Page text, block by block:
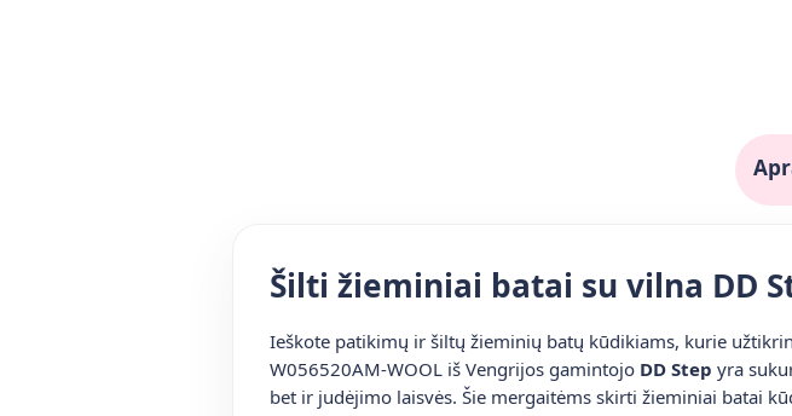
Šilti žieminiai batai su vilna DD
Ieškote patikimų ir šiltų žieminių batų kūdikiams, kurie
W056520AM-WOOL iš Vengrijos gamintojo DD Step yra
bet ir judėjimo laisvės. Šie mergaitėms skirti žieminiai batai